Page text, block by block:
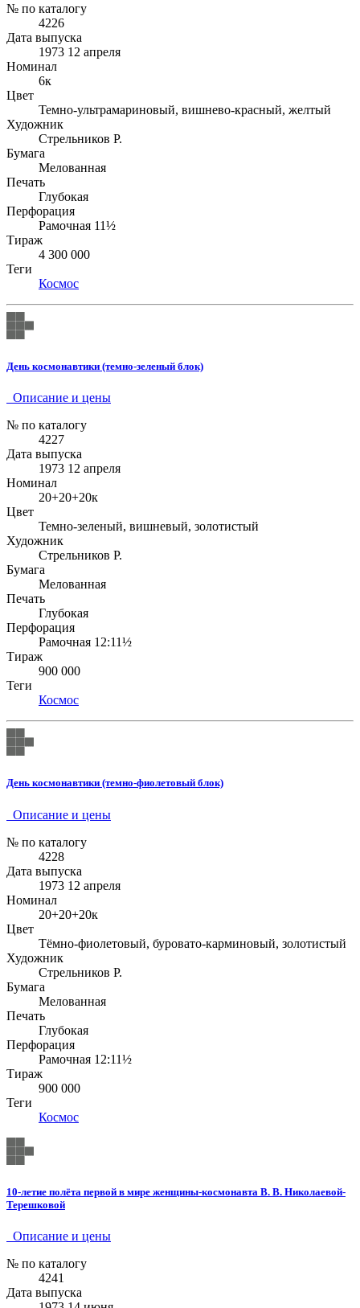
№ по каталогу
4226
Дата выпуска
1973 12 апреля
Номинал
6к
Цвет
Темно-ультрамариновый, вишнево-красный, желтый
Художник
Стрельников Р.
Бумага
Мелованная
Печать
Глубокая
Перфорация
Рамочная 11½
Тираж
4 300 000
Теги
Космос
День космонавтики (темно-зеленый блок)
Описание и цены
№ по каталогу
4227
Дата выпуска
1973 12 апреля
Номинал
20+20+20к
Цвет
Темно-зеленый, вишневый, золотистый
Художник
Стрельников Р.
Бумага
Мелованная
Печать
Глубокая
Перфорация
Рамочная 12:11½
Тираж
900 000
Теги
Космос
День космонавтики (темно-фиолетовый блок)
Описание и цены
№ по каталогу
4228
Дата выпуска
1973 12 апреля
Номинал
20+20+20к
Цвет
Тёмно-фиолетовый, буровато-карминовый, золотистый
Художник
Стрельников Р.
Бумага
Мелованная
Печать
Глубокая
Перфорация
Рамочная 12:11½
Тираж
900 000
Теги
Космос
10-летие полёта первой в мире женщины-космонавта В. В. Николаевой-
Терешковой
Описание и цены
№ по каталогу
4241
Дата выпуска